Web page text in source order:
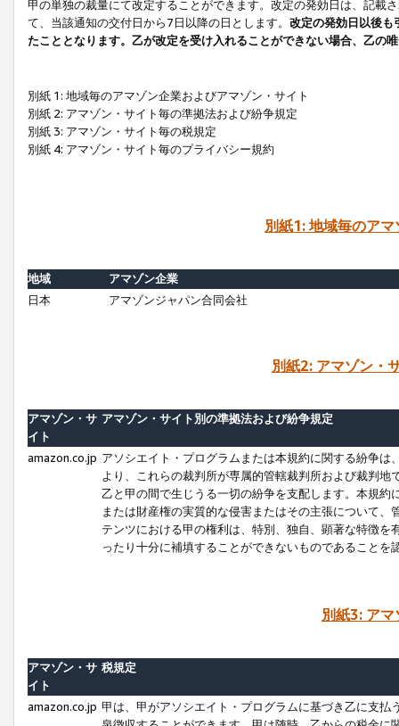
甲の単独の裁量にて改定することができます。改定の発効日は、記載
て、当該通知の交付日から7日以降の日とします。 改定の発効日以後も
たこととなります。乙が改定を受け入れることができない場合、乙の
別紙 1: 地域毎のアマゾン企業およびアマゾン・サイト
別紙 2: アマゾン・サイト毎の準拠法および紛争規定
別紙 3: アマゾン・サイト毎の税規定
別紙 4: アマゾン・サイト毎のプライバシー規約
別紙1: 地域毎のア
地域
アマゾン企業
日本
アマゾンジャパン合同会社
別紙2: アマゾン・
アマゾン・サ
イト
アマゾン・サイト別の準拠法および紛争規定
amazon.co.jp アソシエイト・プログラムまたは本規約に関する紛争
より、これらの裁判所が専属的管轄裁判所および裁判
乙と甲の間で生じうる一切の紛争を支配します。本規
または財産権の実質的な侵害またはその主張について
テンツにおける甲の権利は、特別、独自、顕著な特徴
ったり十分に補填することができないものであることを
別紙3: ア
アマゾン・サ
イト
税規定
amazon.co.jp 甲は、甲がアソシエイト・プログラムに基づき乙に支